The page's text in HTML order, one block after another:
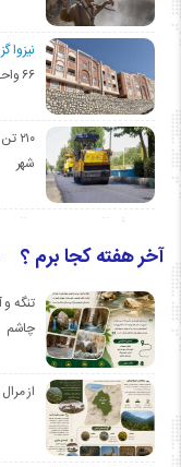
نیزوا
۶۶ واحد آماده تحویل در پروژه۱۳۸ واحدی مهدیشهر
شهر
آخر هفته کجا برم ؟
تنگه
چاشم
از